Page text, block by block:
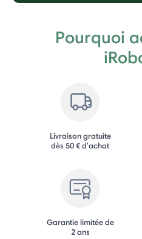
Pourquoi
Livraison gratuite
dès 50 € d'achat
Garantie limitée de
2 ans